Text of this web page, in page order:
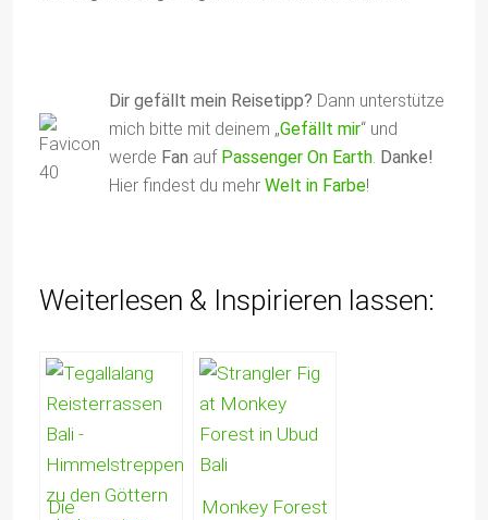
Dir gefällt mein Reisetipp? Dann unterstütze
mich bitte mit deinem „Gefällt mir“ und
werde Fan aufPassenger On Earth. Danke!
Hier findest du mehr Welt in Farbe!
Weiterlesen & Inspirieren lassen:
Die
Monkey Forest